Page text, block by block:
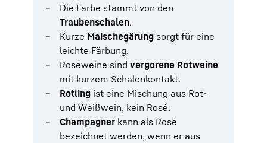
Die Farbe stammt von den
Traubenschalen.
Kurze Maischegärung sorgt für eine
leichte Färbung.
Roséweine sind vergorene Rotweine
mit kurzem Schalenkontakt.
Rotling ist eine Mischung aus Rot-
und Weißwein, kein Rosé.
Champagner kann als Rosé
bezeichnet werden, wenn er aus